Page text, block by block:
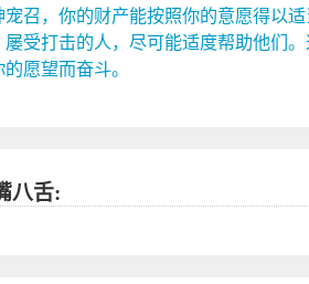
宠召，你的财产能按照你的意愿得以
屡受打击的人，尽可能适度帮助他们
愿望而奋斗。
八舌: